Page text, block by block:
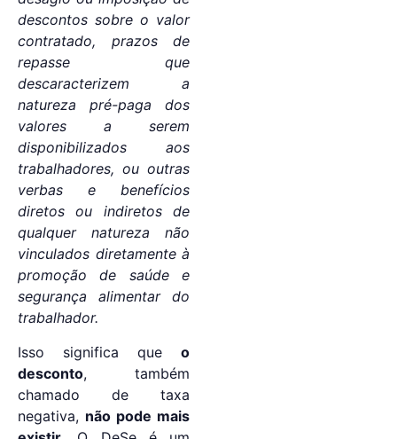
descontos sobre o valor
contratado, prazos de
repasse que
descaracterizem a
natureza pré-paga dos
valores a serem
disponibilizados aos
trabalhadores, ou outras
verbas e benefícios
diretos ou indiretos de
qualquer natureza não
vinculados diretamente à
promoção de saúde e
segurança alimentar do
trabalhador.
Isso significa que o
desconto, também
chamado de taxa
negativa, não pode mais